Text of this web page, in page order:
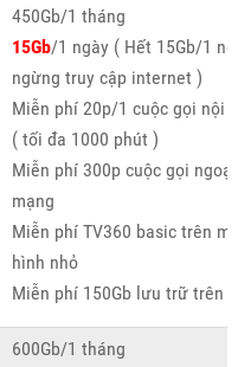
450Gb/1 tháng
15Gb/1 ngày ( Hết 15Gb/1
ngừng truy cập internet )
Miễn phí 20p/1 cuộc gọi nội
( tối đa 1000 phút )
Miễn phí 300p cuộc gọi ngoại
mạng
Miễn phí TV360 basic trên
hình nhỏ
Miễn phí 150Gb lưu trữ trên
600Gb/1 tháng